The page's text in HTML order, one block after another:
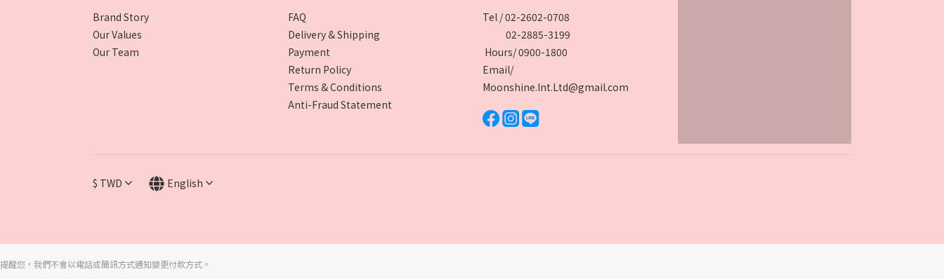
Brand Story
Our Values
Our Team
FAQ
Delivery & Shipping
Payment
Return Policy
Terms & Conditions
Anti-Fraud Statement
Tel / 02-2602-0708
02-2885-3199
Hours/ 0900-1800
Email/
Moonshine.Int.Ltd@gmail.com
$ TWD English
提醒您，我們不會以電話或簡訊方式通知變更付款方式。